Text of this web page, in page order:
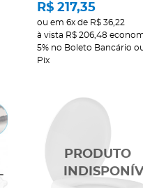
R$ 217,35
ou em6x de R$ 36,22
à vista R$ 206,48
5% no Boleto Bancário
Pix